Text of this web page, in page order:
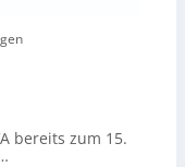
bereits zum 15.